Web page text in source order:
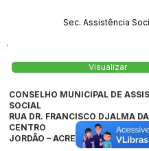
Sec. Assistência
Visualizar
CONSELHO MUNICIPAL DE
SOCIAL
RUA DR. FRANCISCO DJALMA
CENTRO
JORDÃO – ACRE, CEP:69.975-000